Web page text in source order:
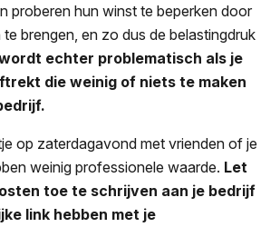
proberen hun winst te beperken door
te brengen, en zo dus de belastingdruk
echter problematisch als je
die weinig of niets te maken
op zaterdagavond met vrienden of je
weinig professionele waarde. Let
toe te schrijven aan je bedrijf
link hebben met je